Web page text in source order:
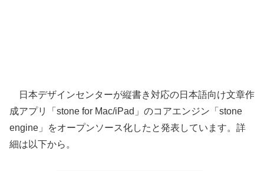
日本デザインセンターが縦書き対応の日本語向け文章作
成アプリ「stone for Mac/iPad」のコアエンジン「stone
engine」をオープンソース化したと発表しています。詳
細は以下から。